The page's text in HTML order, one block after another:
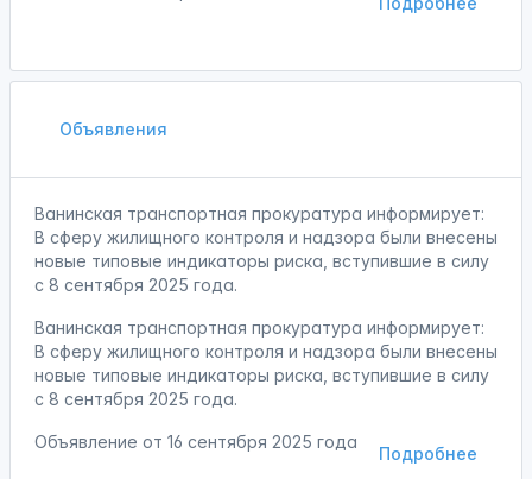
Объявления
Ванинская транспортная прокуратура информирует:
В сферу жилищного контроля и надзора были внесены
новые типовые индикаторы риска, вступившие в силу
с 8 сентября 2025 года.
Ванинская транспортная прокуратура информирует:
В сферу жилищного контроля и надзора были внесены
новые типовые индикаторы риска, вступившие в силу
с 8 сентября 2025 года.
Подробнее
Объявление от 16 сентября 2025 года